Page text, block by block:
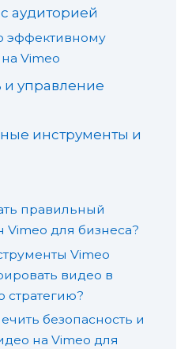
аудиторией
эффективному
Vimeo
и управление
инструменты и
правильный
для бизнеса?
Vimeo
видео в
стратегию?
безопасность и
на Vimeo для